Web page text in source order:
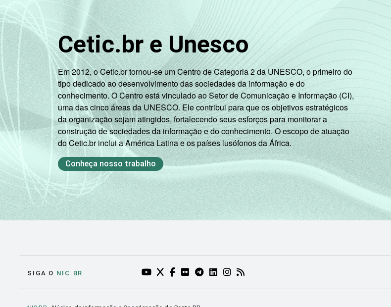
Cetic.br e Unesco
Em 2012, o Cetic.br tornou-se um Centro de Categoria 2 da UNESCO, o primeiro do
tipo dedicado ao desenvolvimento das sociedades da informação e do
conhecimento. O Centro está vinculado ao Setor de Comunicação e Informação (CI),
uma das cinco áreas da UNESCO. Ele contribui para que os objetivos estratégicos
da organização sejam atingidos, fortalecendo seus esforços para monitorar a
construção de sociedades da informação e do conhecimento. O escopo de atuação
do Cetic.br inclui a América Latina e os países lusófonos da África.
Conheça nosso trabalho
SIGA O NIC.BR YOUTUBE DO NIC.BR (ABRE EM NOVA ABA)
TWITTER DO NIC.BR (ABRE EM NOVA ABA)
FACEBOOK DO NIC.BR (ABRE EM NOVA ABA)
FLICKR DO NIC.BR (ABRE EM NOVA ABA)
TELEGRAM DO NIC.BR (ABRE EM NOVA ABA)
LINKEDIN DO NIC.BR (ABRE EM NOVA ABA)
INSTAGRAM DO NIC.BR (ABRE EM NOVA ABA)
RSS DO NIC.BR (ABRE EM NOVA ABA)